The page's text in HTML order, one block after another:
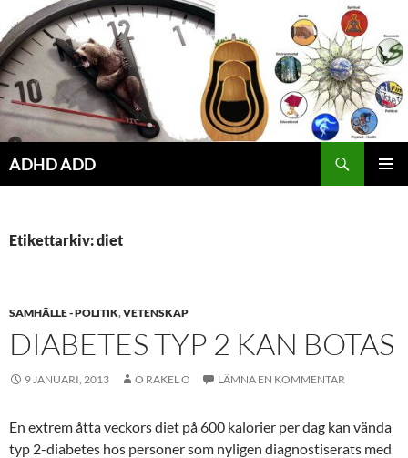
Hoppa
till
innehåll
ADHD ADD
Etikettarkiv: diet
SAMHÄLLE - POLITIK,VETENSKAP
DIABETES TYP 2 KAN BOTAS
9 JANUARI, 2013 O RAKEL O LÄMNA EN KOMMENTAR
En extrem åtta veckors diet på 600 kalorier per dag kan vända
typ 2-diabetes hos personer som nyligen diagnostiserats med